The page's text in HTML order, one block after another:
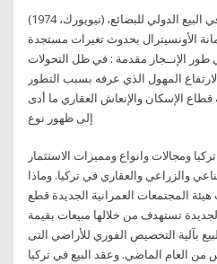
الحالة: اتفاقية فترة التقادم في البيع الدولي للبضائع، (نيويورك، 1974)
الأونسيترال بحدوث تغيرات مستجدة
طور الإنــجاز مقدمة : في ظل التحولات
المهول الذي عرفه بسبب التطور
الإسكان والإنعاش العقاري ما أدى
إلى ظهور نوع
ومجالات وانواع ومميزات الاستثمار
والزراعي والعقاري في تركيا. وماذا
المجتمعات العمرانية الجديدة قطع
تستهدف من خلالها مبيعات بقيمة
للبيع بآلية التخصيص الفوري للأراضي التى
من العام الماضي. وعقد البيع في تركيا